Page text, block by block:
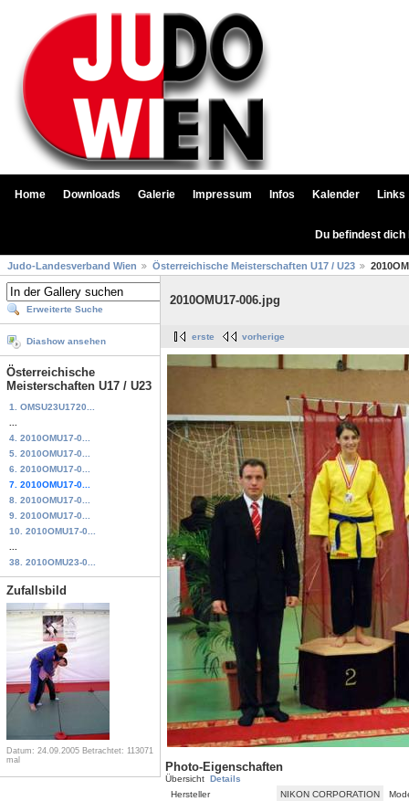
Home Downloads Galerie Impressum Infos Kalender Links
Du befindest
Judo-Landesverband Wien Österreichische Meisterschaften U17 / U23
Erweiterte Suche
Diashow ansehen
Österreichische
Meisterschaften U17 / U23
1. OMSU23U1720...
4. 2010OMU17-0...
5. 2010OMU17-0...
6. 2010OMU17-0...
7. 2010OMU17-0...
8. 2010OMU17-0...
9. 2010OMU17-0...
10. 2010OMU17-0...
38. 2010OMU23-0...
Zufallsbild
Datum: 24.09.2005 Betrachtet: 113071
mal
2010OMU17-006.jpg
erste vorherige
Photo-Eigenschaften
Übersicht Details
Hersteller
NIKON CORPORATION